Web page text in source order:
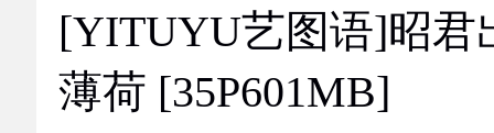
[YITUYU艺图语]昭君
薄荷 [35P601MB]